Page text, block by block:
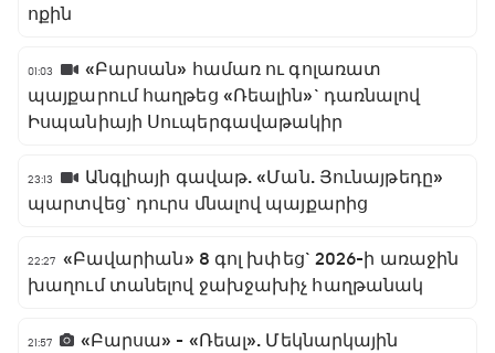
ոքին
01:03
«Բարսան» համառ ու գոլառատ
պայքարում հաղթեց «Ռեալին»` դառնալով
Իսպանիայի Սուպերգավաթակիր
23:13
Անգլիայի գավաթ. «Ման. Յունայթեդը»
պարտվեց` դուրս մնալով պայքարից
22:27 «Բավարիան» 8 գոլ խփեց` 2026-ի առաջին
խաղում տանելով ջախջախիչ հաղթանակ
21:57
«Բարսա» - «Ռեալ». Մեկնարկային